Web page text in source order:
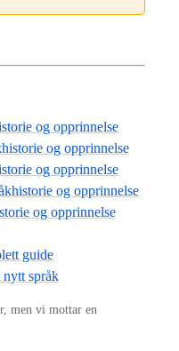
og opprinnelse
og opprinnelse
og opprinnelse
og opprinnelse
og opprinnelse
guide
språk
men vi mottar en